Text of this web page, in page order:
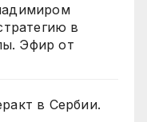
в
Эфир от
в Сербии.